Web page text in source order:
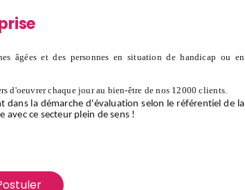
âgées et des personnes en situation de handicap ou en
d'oeuvrer chaque jour au bien-être de nos 12000 clients.
dans la démarche d'évaluation selon le référentiel de la
ce secteur plein de sens !